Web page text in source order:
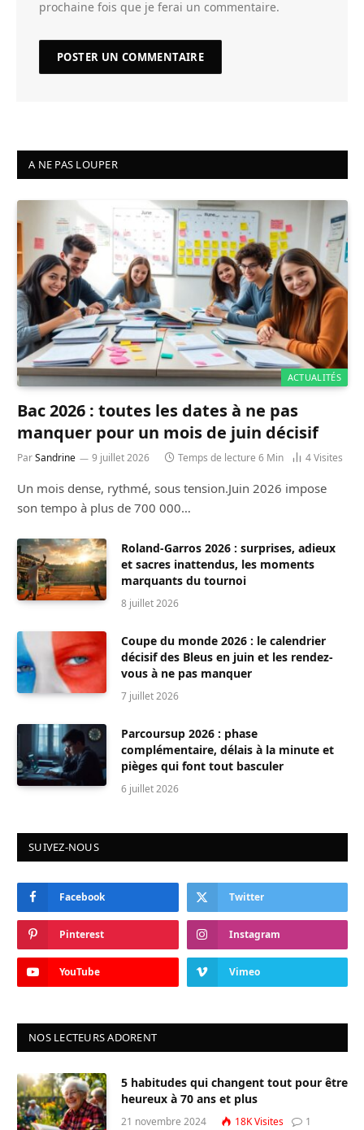
prochaine fois que je ferai un commentaire.
A NE PAS LOUPER
ACTUALITÉS
Bac 2026 : toutes les dates à ne pas
manquer pour un mois de juin décisif
ParSandrine 9 juillet 2026 Temps de lecture 6 Min 4Visites
Un mois dense, rythmé, sous tension.Juin 2026 impose
son tempo à plus de 700 000…
Roland-Garros 2026 : surprises, adieux
et sacres inattendus, les moments
marquants du tournoi
8 juillet 2026
Coupe du monde 2026 : le calendrier
décisif des Bleus en juin et les rendez-
vous à ne pas manquer
7 juillet 2026
Parcoursup 2026 : phase
complémentaire, délais à la minute et
pièges qui font tout basculer
6 juillet 2026
SUIVEZ-NOUS
Facebook Twitter
Pinterest Instagram
YouTube Vimeo
NOS LECTEURS ADORENT
5 habitudes qui changent tout pour être
heureux à 70 ans et plus
21 novembre 2024 18KVisites 1